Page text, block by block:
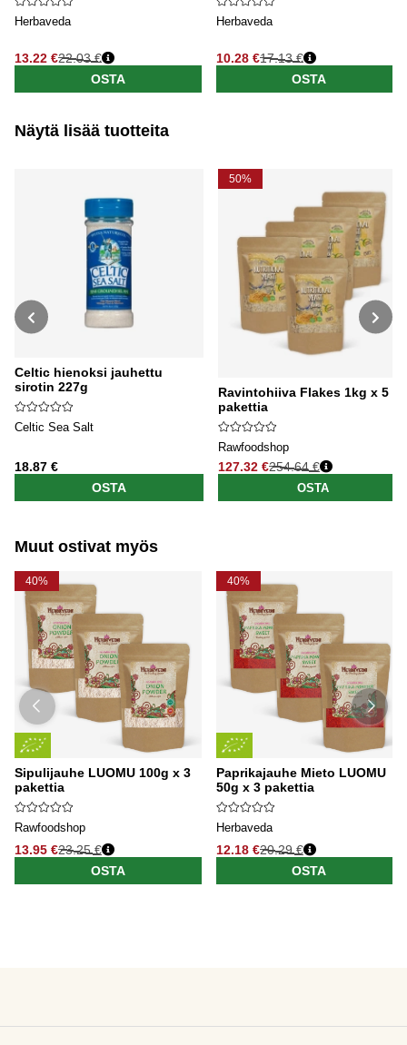
Herbaveda
13.22 €22.03 €
OSTA
Herbaveda
10.28 €17.13 €
OSTA
Näytä lisää tuotteita
Celtic hienoksi jauhettu
sirotin 227g
Celtic Sea Salt
18.87 €
OSTA
50%
Ravintohiiva Flakes 1kg x 5
pakettia
Rawfoodshop
127.32 €
Normaali hinta
254.64 €
OSTA
Muut ostivat myös
40%
Sipulijauhe LUOMU 100g x 3
pakettia
Rawfoodshop
13.95 €23.25 €
OSTA
40%
Paprikajauhe Mieto LUOMU
50g x 3 pakettia
Herbaveda
12.18 €20.29 €
OSTA